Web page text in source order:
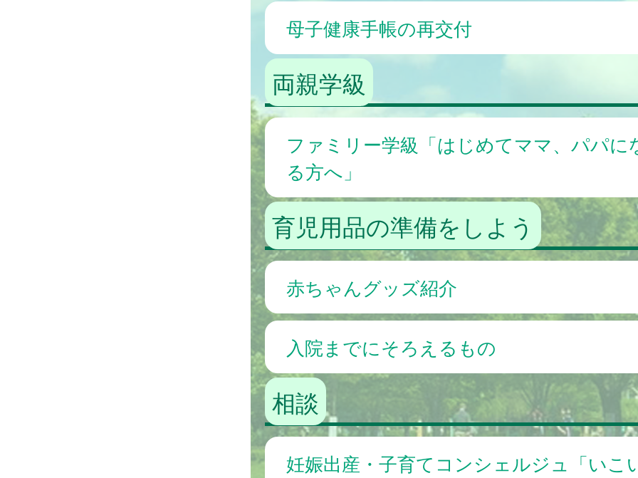
母子健康手帳の再交付
両親学級
ファミリー学級「はじめてママ、パパに
る方へ」
育児用品の準備をしよう
赤ちゃんグッズ紹介
入院までにそろえるもの
相談
妊娠出産・子育てコンシェルジュ「いこ